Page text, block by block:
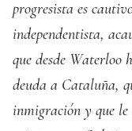
progresista es
independentista,
que desde Waterloo
deuda a Cataluña,
inmigración y que